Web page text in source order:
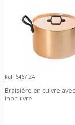
Ref. 6467.24
Braisière en cuivre
inocuivre